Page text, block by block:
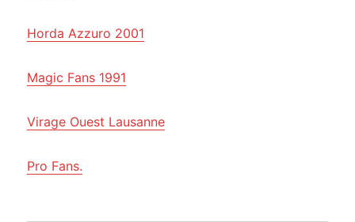
Horda Azzuro 2001
Magic Fans 1991
Virage Ouest Lausanne
Pro Fans.